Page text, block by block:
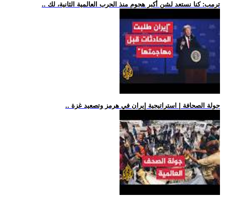
.. ترمب: كنا نستعد لشن أكبر هجوم منذ الحرب العالمية الثانية، لك
.. جولة الصحافة | استراتيجية إيران في هرمز وتصعيد غزة